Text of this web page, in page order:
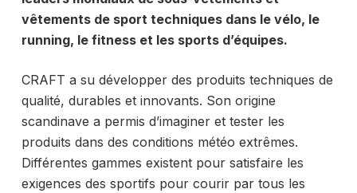
vêtements de sport techniques dans le vélo, le
running, le fitness et les sports d’équipes.
CRAFT a su développer des produits techniques de
qualité, durables et innovants. Son origine
scandinave a permis d’imaginer et tester les
produits dans des conditions météo extrêmes.
Différentes gammes existent pour satisfaire les
exigences des sportifs pour courir par tous les